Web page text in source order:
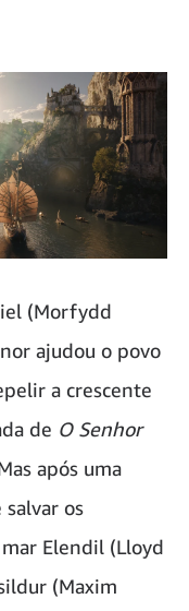
(Morfydd
ajudou o povo
a crescente
de O Senhor
após uma
os
Elendil (Lloyd
(Maxim